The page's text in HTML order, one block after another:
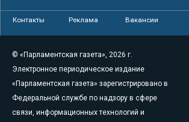
Контакты Реклама Вакансии
© «Парламентская газета», 2026 г.
Электронное периодическое издание
«Парламентская газета» зарегистрировано в
Федеральной службе по надзору в сфере
связи, информационных технологий и